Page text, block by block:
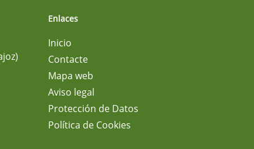
Enlaces
Inicio
Contacte
Mapa web
Aviso legal
Protección de Datos
Política de Cookies